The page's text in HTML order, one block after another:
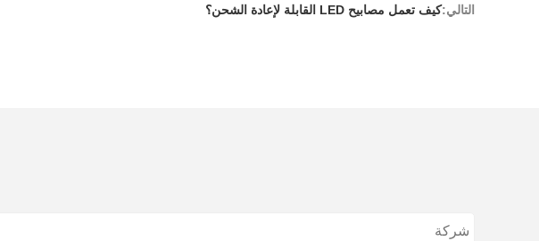
التالي:كيف تعمل مصابيح LED القابلة لإعادة الشحن؟